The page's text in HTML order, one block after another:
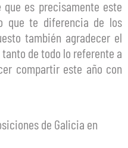
es precisamente este
que te diferencia de los
también agradecer el
de todo lo referente a
compartir este año con
de Galicia en